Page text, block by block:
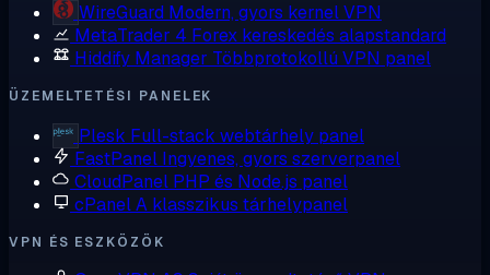
WireGuard Modern, gyors kernel VPN
MetaTrader 4 Forex kereskedés alapstandard
Hiddify Manager Többprotokollú VPN panel
ÜZEMELTETÉSI PANELEK
Plesk Full-stack webtárhely panel
FastPanel Ingyenes, gyors szerverpanel
CloudPanel PHP és Node.js panel
cPanelA klasszikus tárhelypanel
VPN ÉS ESZKÖZÖK